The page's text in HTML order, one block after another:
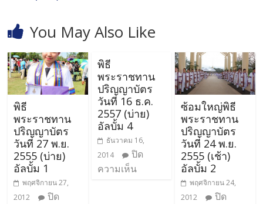
You May Also Like
พิธี
พระราชทาน
ปริญญาบัตร
วันที่ 27 พ.ย.
2555 (บ่าย)
อัลบั้ม 1
พฤศจิกายน 27,
2012
ปิด
พิธี
พระราชทาน
ปริญญาบัตร
วันที่ 16 ธ.ค.
2557 (บ่าย)
อัลบั้ม 4
ธันวาคม 16,
2014
ปิด
ความเห็น
ซ้อมใหญ่พิธี
พระราชทาน
ปริญญาบัตร
วันที่ 24 พ.ย.
2555 (เช้า)
อัลบั้ม 2
พฤศจิกายน 24,
2012
ปิด